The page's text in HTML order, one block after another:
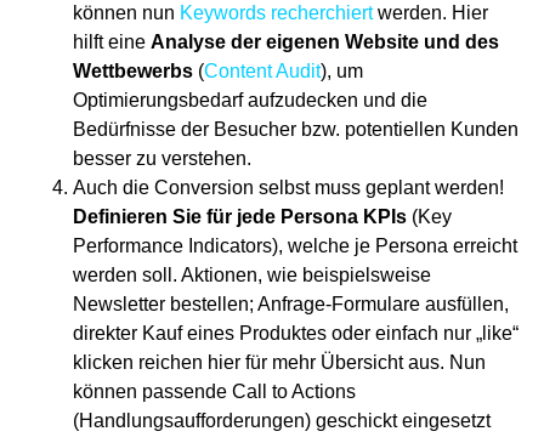
können nun Keywords recherchiertwerden. Hier
hilft eine Analyse der eigenen Website und des
Wettbewerbs (Content Audit), um
Optimierungsbedarf aufzudecken und die
Bedürfnisse der Besucher bzw. potentiellen Kunden
besser zu verstehen.
Auch die Conversion selbst muss geplant werden!
Definieren Sie für jede Persona KPIs (Key
Performance Indicators), welche je Persona erreicht
werden soll. Aktionen, wie beispielsweise
Newsletter bestellen; Anfrage-Formulare ausfüllen,
direkter Kauf eines Produktes oder einfach nur „like“
klicken reichen hier für mehr Übersicht aus. Nun
können passende Call to Actions
(Handlungsaufforderungen) geschickt eingesetzt